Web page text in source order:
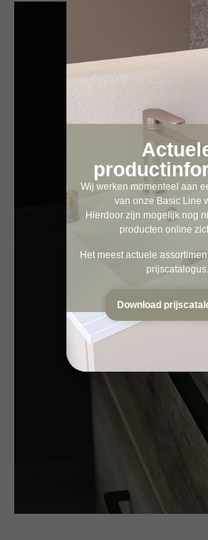
Wij werken momenteel aan
van onze Basic Line
Hierdoor zijn mogelijk nog
producten online
Het meest actuele
prijscatalogus.
Download